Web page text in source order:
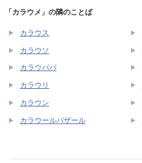
「カラウメ」の隣のことば
カラウス
カラウソ
カラウパパ
カラウリ
カラウン
カラウールバザール